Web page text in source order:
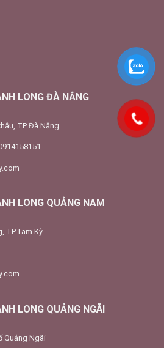
LONG ĐÀ NẴNG
TP Đà Nẵng
LONG QUẢNG NAM
TP.Tam Kỳ
LONG QUẢNG NGÃI
Quảng Ngãi